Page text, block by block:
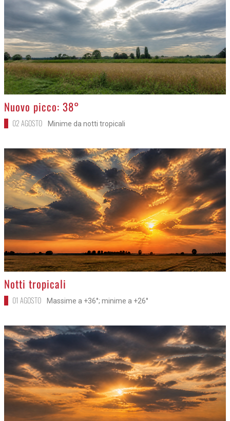
>
Nuovo picco: 38°
02 AGOSTO Minime da notti tropicali
>
Notti tropicali
01 AGOSTO Massime a +36°; minime a +26°